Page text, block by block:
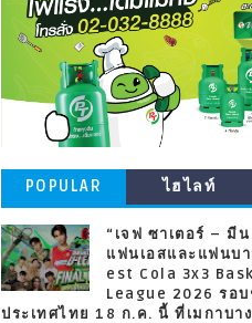
POPULAR ไฮไลท์
“เจฟ ซาเตอร์ – มี
แฟนเอสและแฟนบ
est Cola 3x3
League 2026 รอ
ประเทศไทย 18 ก.ค. นี้ ที่เมกาบา